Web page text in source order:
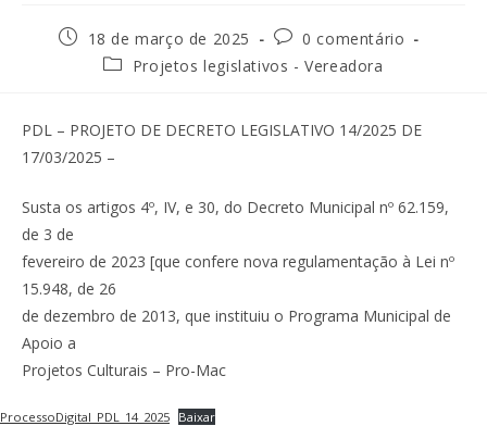
18 de março de 2025
0 comentário
Projetos legislativos - Vereadora
PDL – PROJETO DE DECRETO LEGISLATIVO 14/2025 DE
17/03/2025 –
Susta os artigos 4º, IV, e 30, do Decreto Municipal nº 62.159,
de 3 de
fevereiro de 2023 [que confere nova regulamentação à Lei nº
15.948, de 26
de dezembro de 2013, que instituiu o Programa Municipal de
Apoio a
Projetos Culturais – Pro-Mac
ProcessoDigital_PDL_14_2025 Baixar